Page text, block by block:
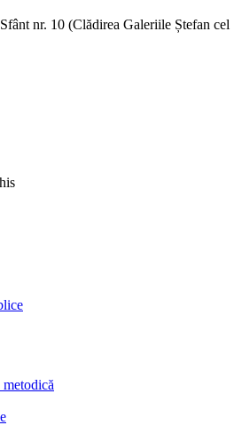
nr. 10 (Clădirea Galeriile Ștefan cel